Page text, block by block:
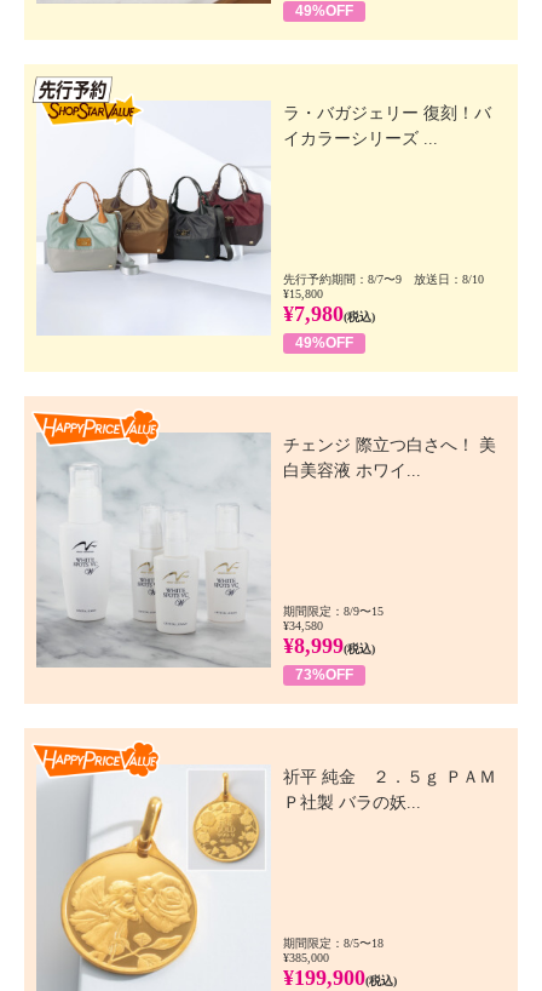
49%OFF
ラ・バガジェリー 復刻！バ
イカラーシリーズ ...
先行予約期間：8/7〜9 放送日：8/10
¥15,800
¥7,980(税込)
49%OFF
チェンジ 際立つ白さへ！ 美
白美容液 ホワイ...
期間限定：8/9〜15
¥34,580
¥8,999(税込)
73%OFF
祈平 純金 ２．５ｇ ＰＡＭ
Ｐ社製 バラの妖...
期間限定：8/5〜18
¥385,000
¥199,900(税込)